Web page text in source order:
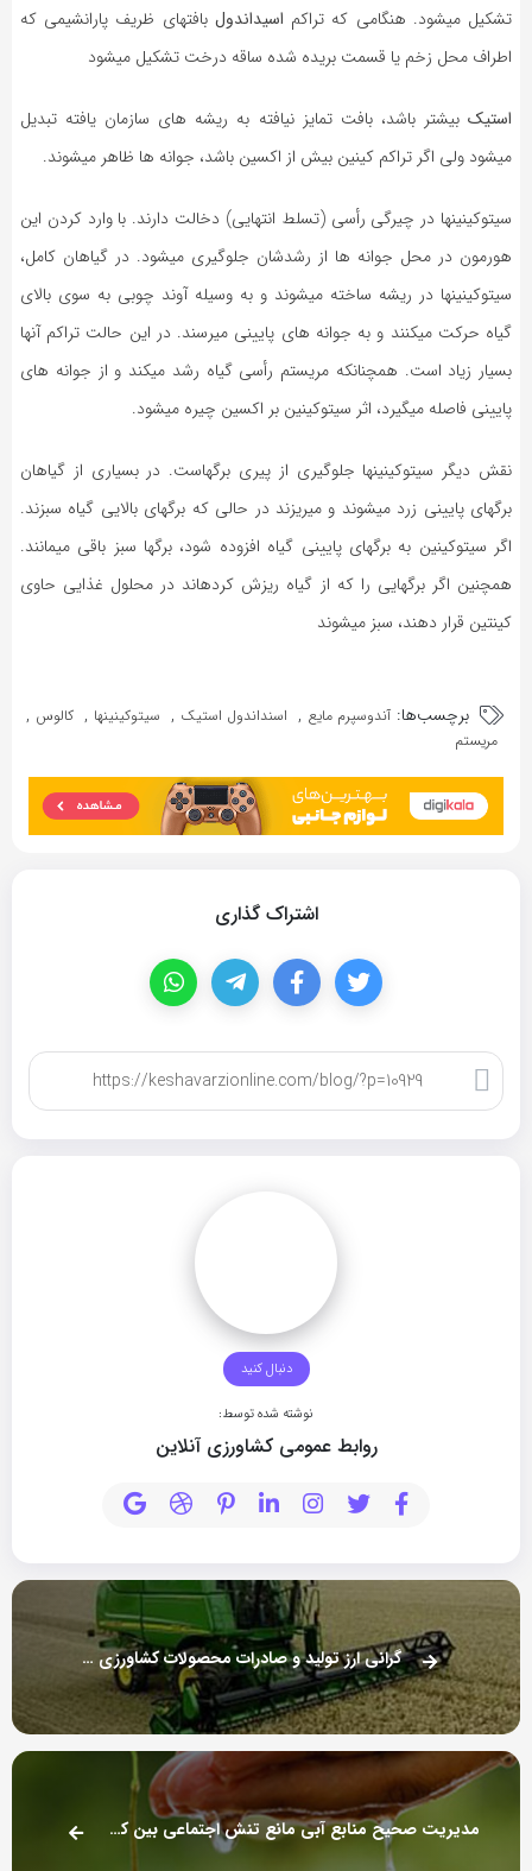
تشکیل می‏شود. هنگامی که تراکم اسیداندولبافتهای ظریف پارانشیمی که
اطراف محل زخم یا قسمت بریده شده ساقه درخت تشکیل می‏شود
استیک بیشتر باشد، بافت تمایز نیافته به ریشه‏ های سازمان یافته تبدیل
می‏شود ولی اگر تراکم کینین بیش از اکسین باشد، جوانه‏ ها ظاهر می‏شوند.
سیتوکینینها در چیرگی رأسی (تسلط انتهایی) دخالت دارند. با وارد کردن این
هورمون در محل جوانه‏ ها از رشدشان جلوگیری می‏شود. در گیاهان کامل،
سیتوکینینها در ریشه ساخته می‏شوند و به وسیله آوند چوبی به سوی بالای
گیاه حرکت می‏کنند و به جوانه‏ های پایینی می‏رسند. در این حالت تراکم آنها
بسیار زیاد است. همچنانکه مریستم رأسی گیاه رشد می‏کند و از جوانه‏ های
پایینی فاصله می‏گیرد، اثر سیتوکینین بر اکسین چیره می‏شود.
نقش دیگر سیتوکینین‏ها جلوگیری از پیری برگهاست. در بسیاری از گیاهان
برگهای پایینی زرد می‏شوند و می‏ریزند در حالی که برگهای بالایی گیاه سبزند.
اگر سیتوکینین به برگهای پایینی گیاه افزوده شود، برگها سبز باقی می‏مانند.
همچنین اگر برگهایی را که از گیاه ریزش کرده‏اند در محلول غذایی حاوی
کینتین قرار دهند، سبز می‏شوند
برچسب‌ها: آندوسپرم مایع , اسنداندول استیک , سیتوکینین‏ها , کالوس ,
مریستم
اشتراک گذاری
دنبال کنید
نوشته شده توسط:
روابط عمومی کشاورزی آنلاین
گرانی ارز تولید و صادرات محصولات کشاورزی را به صرفه کرد
مدیریت صحیح منابع آبی مانع تنش اجتماعی بین کشاورزان می‌شود